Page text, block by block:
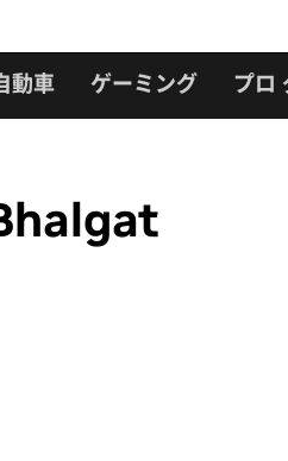
動車 ゲーミング プロ